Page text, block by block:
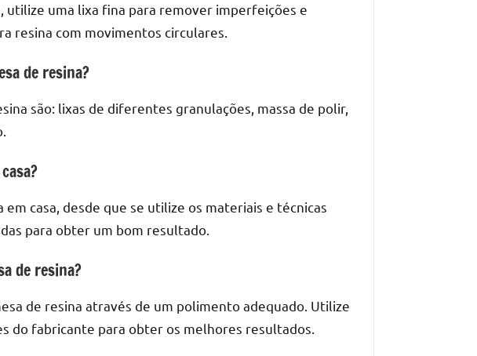
utilize uma lixa fina para remover imperfeições e
resina com movimentos circulares.
de resina?
são: lixas de diferentes granulações, massa de polir,
casa, desde que se utilize os materiais e técnicas
para obter um bom resultado.
de resina?
de resina através de um polimento adequado. Utilize
do fabricante para obter os melhores resultados.